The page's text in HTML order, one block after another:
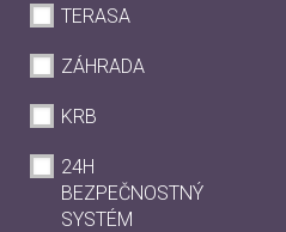
TERASA
ZÁHRADA
KRB
24H
BEZPEČNOSTNÝ
SYSTÉM